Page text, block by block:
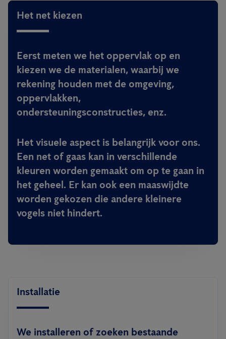
Het net kiezen
Eerst meten we het oppervlak op en
kiezen we de materialen, waarbij we
rekening houden met de omgeving,
oppervlakken,
ondersteuningsconstructies, enz.
Het visuele aspect is belangrijk voor ons.
Een net of gaas kan in verschillende
kleuren worden gemaakt om op te gaan in
het geheel. Er kan ook een maaswijdte
worden gekozen die andere kleinere
vogels niet hindert.
Installatie
We installeren of zoeken bestaande